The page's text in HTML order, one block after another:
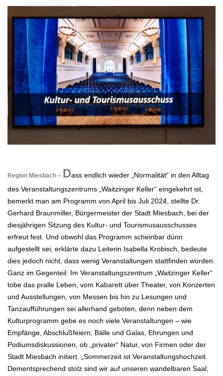
Region Miesbach – Dass endlich wieder „Normalität“ in den Alltag
des Veranstaltungszentrums „Waitzinger Keller“ eingekehrt ist,
bemerkt man am Programm von April bis Juli 2024, stellte Dr.
Gerhard Braunmiller, Bürgermeister der Stadt Miesbach, bei der
diesjährigen Sitzung des Kultur- und Tourismusausschusses
erfreut fest. Und obwohl das Programm scheinbar dünn
aufgestellt sei, erklärte dazu Leiterin Isabella Krobisch, bedeute
dies jedoch nicht, dass wenig Veranstaltungen stattfinden würden.
Ganz im Gegenteil: Im Veranstaltungszentrum „Waitzinger Keller“
tobe das pralle Leben, vom Kabarett über Theater, von Konzerten
und Ausstellungen, von Messen bis hin zu Lesungen und
Tanzaufführungen sei allerhand geboten, denn neben dem
Kulturprogramm gebe es noch viele Veranstaltungen – wie
Empfänge, Abschlußfeiern, Bälle und Galas, Ehrungen und
Podiumsdiskussionen, ob „privater“ Natur, von Firmen oder der
Stadt Miesbach initiert. „Sommerzeit ist Veranstaltungshochzeit.
Dementsprechend stolz sind wir auf unseren wandelbaren Saal,